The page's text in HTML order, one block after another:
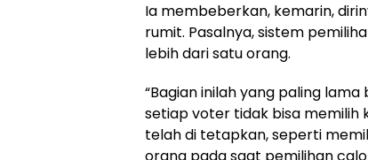
Ia membeberkan, kemarin,
rumit. Pasalnya, sistem
lebih dari satu orang.
“Bagian inilah yang paling
setiap voter tidak bisa memilih
telah di tetapkan, seperti